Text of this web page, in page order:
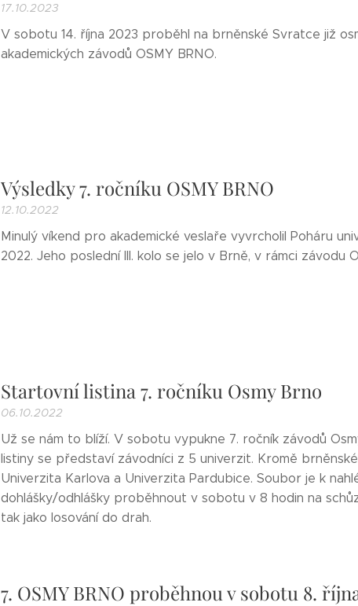
17.10.2023
V sobotu 14. října 2023 proběhl na brněnské Svratce již
akademických závodů OSMY BRNO.
Výsledky 7. ročníku OSMY BRNO
12.10.2022
Minulý víkend pro akademické veslaře vyvrcholil Poháru
2022. Jeho poslední III. kolo se jelo v Brně, v rámci závodu
Startovní listina 7. ročníku Osmy Brno
06.10.2022
Už se nám to blíží. V sobotu vypukne 7. ročník závodů
listiny se představí závodníci z 5 univerzit. Kromě
Univerzita Karlova a Univerzita Pardubice. Soubor je k
dohlášky/odhlášky proběhnout v sobotu v 8 hodin na
tak jako losování do drah.
7. OSMY BRNO proběhnou v sobotu 8.